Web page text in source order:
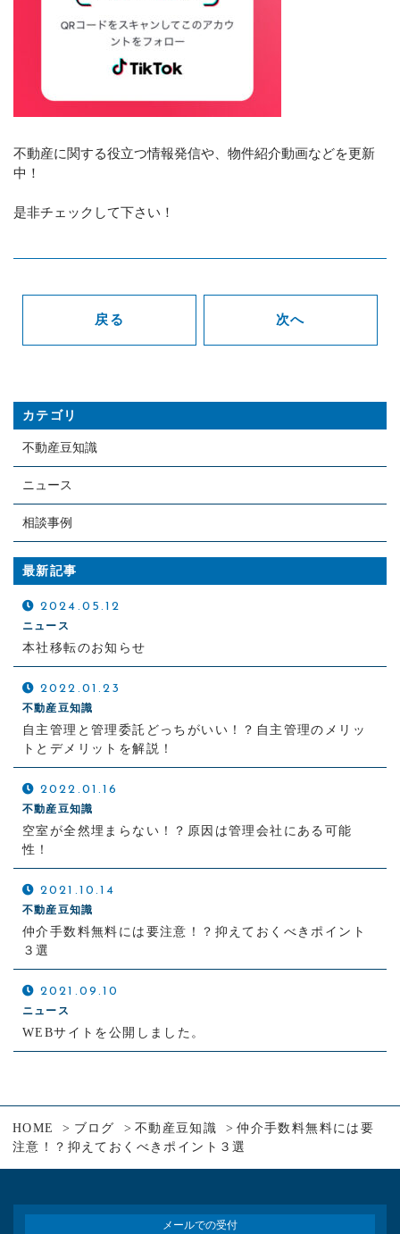
不動産に関する役立つ情報発信や、物件紹介動画などを更新
中！
是非チェックして下さい！
戻る 次へ
カテゴリ
不動産豆知識
ニュース
相談事例
最新記事
2024.05.12
ニュース
本社移転のお知らせ
2022.01.23
不動産豆知識
自主管理と管理委託どっちがいい！？自主管理のメリッ
トとデメリットを解説！
2022.01.16
不動産豆知識
空室が全然埋まらない！？原因は管理会社にある可能
性！
2021.10.14
不動産豆知識
仲介手数料無料には要注意！？抑えておくべきポイント
３選
2021.09.10
ニュース
WEBサイトを公開しました。
HOME ブログ 不動産豆知識
仲介手数料無料には要
注意！？抑えておくべきポイント３選
メールでの受付